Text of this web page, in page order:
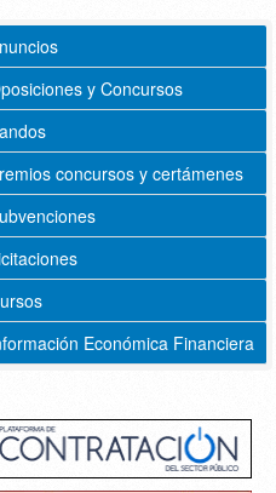
y Concursos
concursos y certámenes
Económica Financiera